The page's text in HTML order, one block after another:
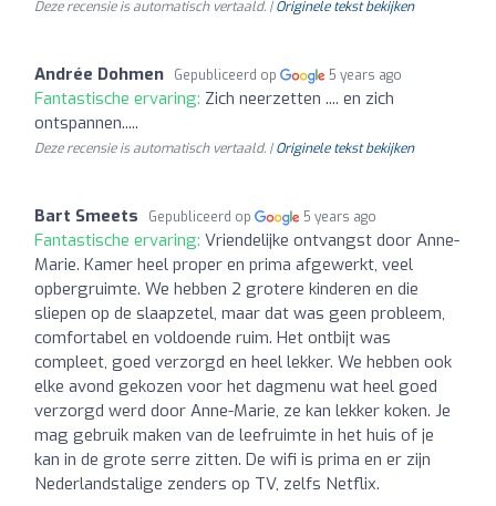
Deze recensie is automatisch vertaald. |Originele tekst bekijken
Andrée Dohmen Gepubliceerd op 5 years ago
Fantastische ervaring: Zich neerzetten .... en zich
ontspannen.....
Deze recensie is automatisch vertaald. |Originele tekst bekijken
Bart Smeets Gepubliceerd op 5 years ago
Fantastische ervaring: Vriendelijke ontvangst door Anne-
Marie. Kamer heel proper en prima afgewerkt, veel
opbergruimte. We hebben 2 grotere kinderen en die
sliepen op de slaapzetel, maar dat was geen probleem,
comfortabel en voldoende ruim. Het ontbijt was
compleet, goed verzorgd en heel lekker. We hebben ook
elke avond gekozen voor het dagmenu wat heel goed
verzorgd werd door Anne-Marie, ze kan lekker koken. Je
mag gebruik maken van de leefruimte in het huis of je
kan in de grote serre zitten. De wifi is prima en er zijn
Nederlandstalige zenders op TV, zelfs Netflix.